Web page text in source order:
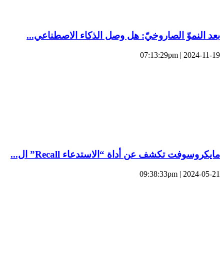
بعد النموّ الصاروخيّ: هل وصل الذكاء الاصطناعي...
2024-11-19 | 07:13:29pm
مايكروسوفت تكشف عن أداة “الاستدعاء Recall” ال...
2024-05-21 | 09:38:33pm